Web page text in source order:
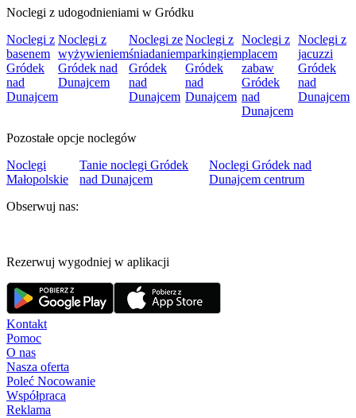
Noclegi z udogodnieniami w Gródku
Noclegi z
basenem
Gródek
nad
Dunajcem
Noclegi z
wyżywieniem
Gródek nad
Dunajcem
Noclegi ze
śniadaniem
Gródek
nad
Dunajcem
Noclegi z
parkingiem
Gródek
nad
Dunajcem
Noclegi z
placem
zabaw
Gródek
nad
Dunajcem
Noclegi z
jacuzzi
Gródek
nad
Dunajcem
Pozostałe opcje noclegów
Noclegi
Małopolskie
Tanie noclegi Gródek
nad Dunajcem
Noclegi Gródek nad
Dunajcem centrum
Obserwuj nas:
Rezerwuj wygodniej w aplikacji
Kontakt
Pomoc
O nas
Nasza oferta
Poleć Nocowanie
Współpraca
Reklama